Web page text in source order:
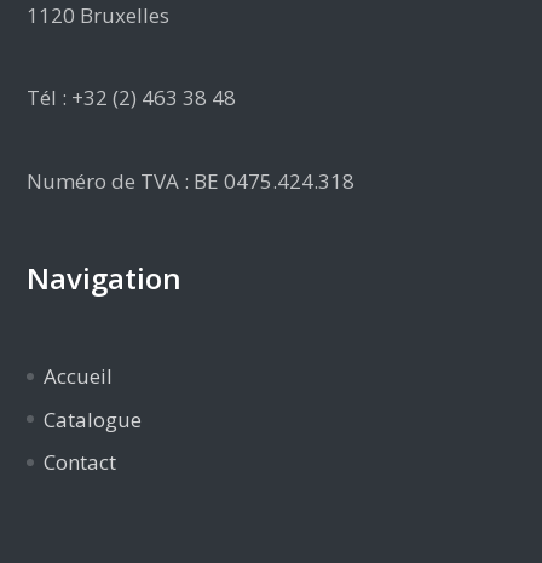
1120 Bruxelles
Tél : +32 (2) 463 38 48
Numéro de TVA : BE 0475.424.318
Navigation
Accueil
Catalogue
Contact